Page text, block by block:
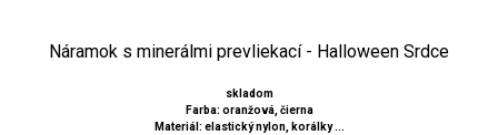
Náramok s minerálmi prevliekací - Halloween Srdce
skladom
Farba: oranžová, čierna
Materiál: elastický nylon, korálky ...